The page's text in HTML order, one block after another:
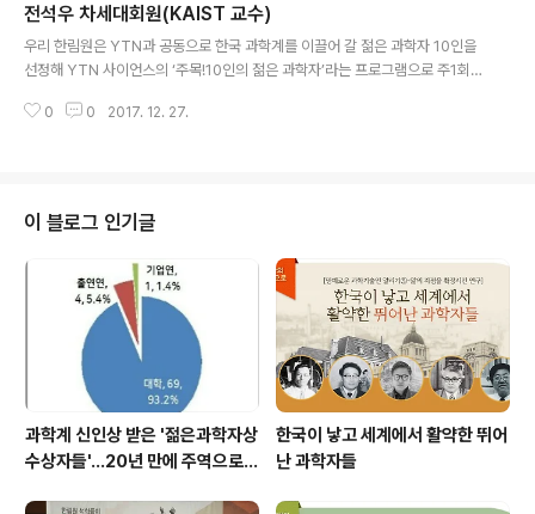
연구자 26인을 '2018년 신입 Y-KAST 회원'으로 선정하
고,지난 2월 26일(월) 오후 3시 한국프레스센터 내셔널프
레스클럽에서 '신입 차세대회원 회원패 수여식'을 개최했
다. 신입 Y-KAST 회원에는 '시간 역행 거울', '초고해상도
슈퍼렌즈' 등 창의적인 연구로 물리학계의 주목을 ..
전석우 차세대회원(KAIST 교수)
우리 한림원은 YTN과 공동으로 한국 과학계를 이끌어 갈 젊은 과학자 10인을
선정해 YTN 사이언스의 ‘주목!10인의 젊은 과학자’라는 프로그램으로 주1회
며 주간한림원 소식을 통해서도 매주 확인하실 수 있습니다. 전석우 KAIST 신
수로 재직 중이고 한국복합재료학회 총무이사, Nano Convergence 저널 편
집위원, 대한금속재료학회 수석재무이사 등 다양한 직책을 맡으며 활발히 활동
하고 있다...
0 0 2017. 12. 27.
이 블로그 인기글
과학계 신인상 받은 '젊은과학자상
수상자들'…20년 만에 주역으로
한국이 낳고 세계에서 활약한 뛰어
난 과학자들